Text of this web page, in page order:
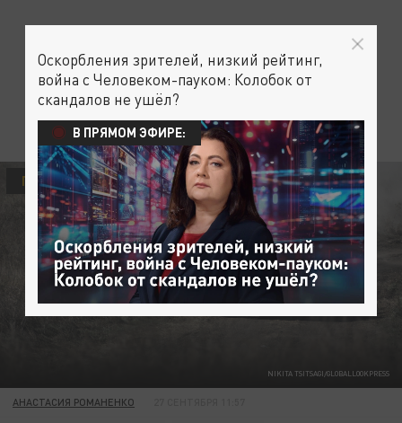
NIKITA TSITSAGI/GLOBALLOOKPRESS
ПОЛИТИКА
АНАСТАСИЯ РОМАНЕНКО
Оскорбления зрителей, низкий рейтинг,
война с Человеком-пауком: Колобок от
скандалов не ушёл?
В ПРЯМОМ ЭФИРЕ: